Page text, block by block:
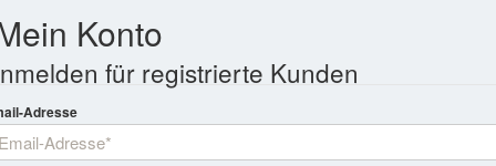
Konto
für registrierte Kunden
Adresse